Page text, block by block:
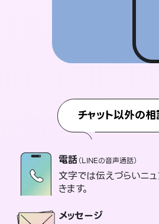
チャット以外の
電話（LINEの音声通話）
文字では伝えづらいニ
きます。
メッセージ